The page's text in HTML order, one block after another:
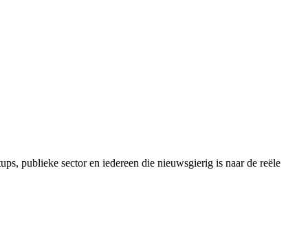
publieke sector en iedereen die nieuwsgierig is naar de reële